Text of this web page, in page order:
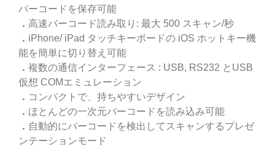
バーコードを保存可能
． 高速バーコード読み取り: 最大 500 スキャン/秒
． iPhone/ iPad タッチキーボードの iOS ホットキー機
能を簡単に切り替え可能
． 複数の通信インターフェース : USB, RS232 とUSB
仮想 COMエミュレーション
． コンパクトで、持ちやすいデザイン
． ほとんどの一次元バーコードを読み込み可能
． 自動的にバーコードを検出してスキャンするプレゼ
ンテーションモード